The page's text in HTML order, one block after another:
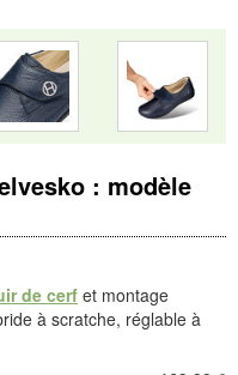
: modèle
de cerf et montage
à scratche, réglable à
avec une voûte plantaire